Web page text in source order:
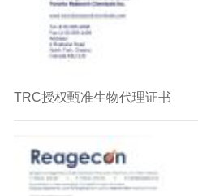
TRC授权甄准生物代理证书